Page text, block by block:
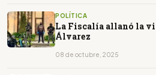
POLÍTICA
La Fiscalía allanó la
Álvarez
08 de octubre, 2025